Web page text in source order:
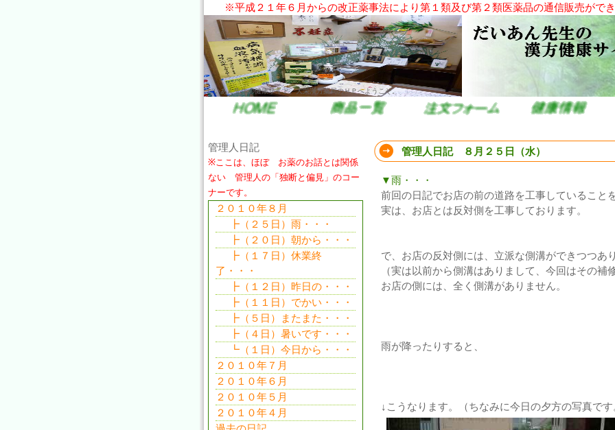
※平成２１年６月からの改正薬事法により第１類及び第２類医薬品の通信販売がで
だいあん先生の健康サイト。大栄漢方薬局のＨＰへようこそ。
管理人日記 ８月２５日（水）
▼雨・・・
前回の日記でお店の前の道路を工事していること
実は、お店とは反対側を工事しております。
で、お店の反対側には、立派な側溝ができつつあ
（実は以前から側溝はありまして、今回はその補
お店の側には、全く側溝がありません。
雨が降ったりすると、
↓こうなります。（ちなみに今日の夕方の写真で
管理人日記
※ここは、ほぼ お薬のお話とは関係
ない 管理人の「独断と偏見」のコー
ナーです。
２０１０年８月
┣（２５日）雨・・・
┣（２０日）朝から・・・
┣（１７日）休業終
了・・・
┣（１２日）昨日の・・・
┣（１１日）でかい・・・
┣（５日）またまた・・・
┣（４日）暑いです・・・
┗（１日）今日から・・・
２０１０年７月
２０１０年６月
２０１０年５月
２０１０年４月